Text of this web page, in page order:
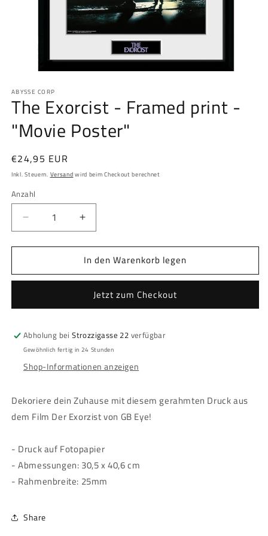
in
Modal
öffnen
ABYSSE CORP
The Exorcist - Framed print -
"Movie Poster"
Normaler
Preis
€24,95 EUR
Inkl. Steuern. Versand wird beim Checkout berechnet
Anzahl
Anzahl
Verringere
die
Menge
The
Framed
-
&quot;Movie
Poster&quot;
Erhöhe
die
Menge
für
The
Framed
-
&quot;Movie
In den Warenkorb legen
Jetzt zum Checkout
Abholung beiStrozzigasse 22 verfügbar
Gewöhnlich fertig in 24 Stunden
Shop-Informationen anzeigen
Dekoriere dein Zuhause mit diesem gerahmten Druck aus
dem Film Der Exorzist von GB Eye!
- Druck auf Fotopapier
- Abmessungen: 30,5 x 40,6 cm
- Rahmenbreite: 25mm
Share